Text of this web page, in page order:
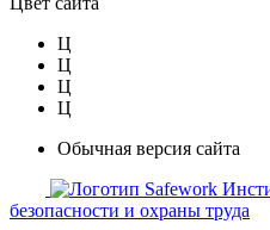
Ц
Ц
Ц
Ц
Обычная версия сайта
Safework
безопасности и охраны труда